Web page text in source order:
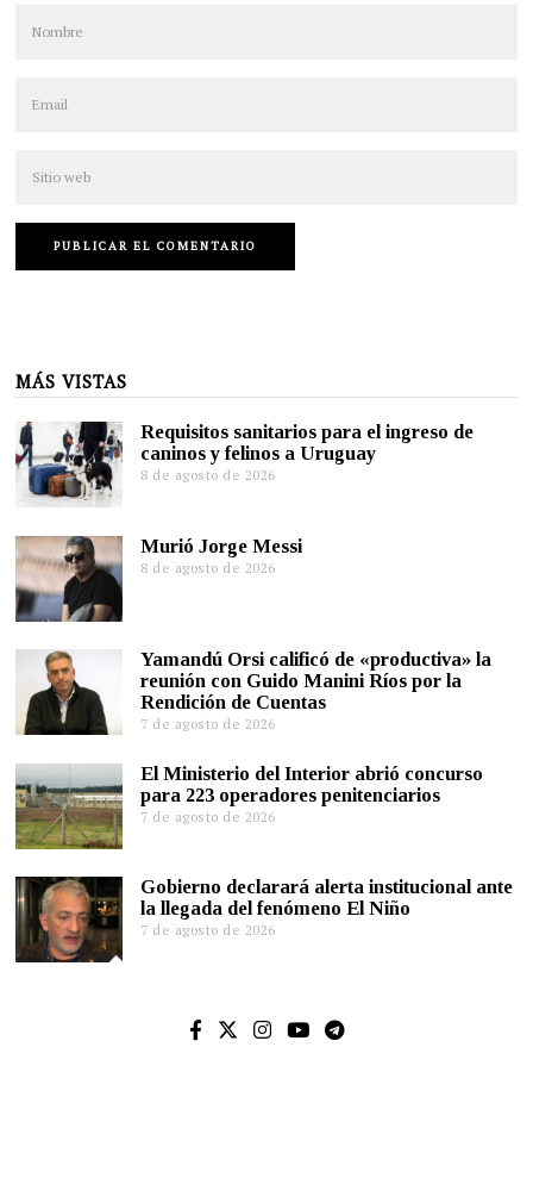
MÁS VISTAS
Requisitos sanitarios para el ingreso de
caninos y felinos a Uruguay
8 de agosto de 2026
Murió Jorge Messi
8 de agosto de 2026
Yamandú Orsi calificó de «productiva» la
reunión con Guido Manini Ríos por la
Rendición de Cuentas
7 de agosto de 2026
El Ministerio del Interior abrió concurso
para 223 operadores penitenciarios
7 de agosto de 2026
Gobierno declarará alerta institucional ante
la llegada del fenómeno El Niño
7 de agosto de 2026